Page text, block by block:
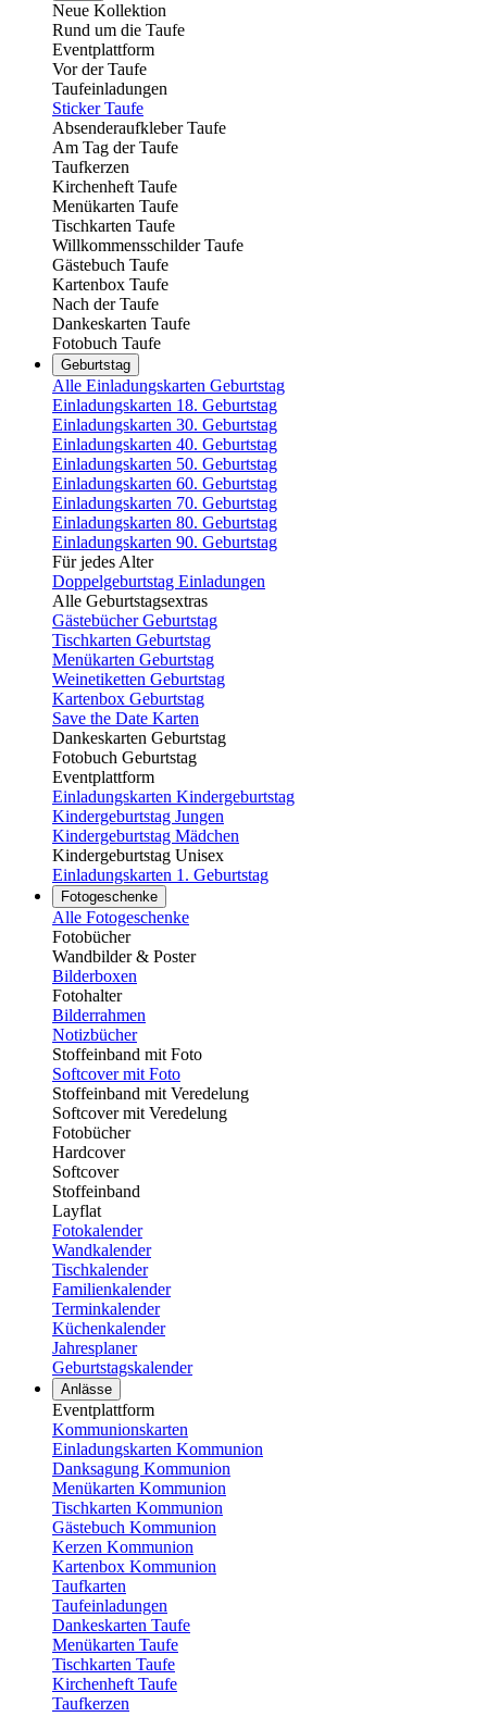
Neue Kollektion
Rund um die Taufe
Eventplattform
Vor der Taufe
Taufeinladungen
Sticker Taufe
Absenderaufkleber Taufe
Am Tag der Taufe
Taufkerzen
Kirchenheft Taufe
Menükarten Taufe
Tischkarten Taufe
Willkommensschilder Taufe
Gästebuch Taufe
Kartenbox Taufe
Nach der Taufe
Dankeskarten Taufe
Fotobuch Taufe
Geburtstag
Alle Einladungskarten Geburtstag
Einladungskarten 18. Geburtstag
Einladungskarten 30. Geburtstag
Einladungskarten 40. Geburtstag
Einladungskarten 50. Geburtstag
Einladungskarten 60. Geburtstag
Einladungskarten 70. Geburtstag
Einladungskarten 80. Geburtstag
Einladungskarten 90. Geburtstag
Für jedes Alter
Doppelgeburtstag Einladungen
Alle Geburtstagsextras
Gästebücher Geburtstag
Tischkarten Geburtstag
Menükarten Geburtstag
Weinetiketten Geburtstag
Kartenbox Geburtstag
Save the Date Karten
Dankeskarten Geburtstag
Fotobuch Geburtstag
Eventplattform
Einladungskarten Kindergeburtstag
Kindergeburtstag Jungen
Kindergeburtstag Mädchen
Kindergeburtstag Unisex
Einladungskarten 1. Geburtstag
Fotogeschenke
Alle Fotogeschenke
Fotobücher
Wandbilder & Poster
Bilderboxen
Fotohalter
Bilderrahmen
Notizbücher
Stoffeinband mit Foto
Softcover mit Foto
Stoffeinband mit Veredelung
Softcover mit Veredelung
Fotobücher
Hardcover
Softcover
Stoffeinband
Layflat
Fotokalender
Wandkalender
Tischkalender
Familienkalender
Terminkalender
Küchenkalender
Jahresplaner
Geburtstagskalender
Anlässe
Eventplattform
Kommunionskarten
Einladungskarten Kommunion
Danksagung Kommunion
Menükarten Kommunion
Tischkarten Kommunion
Gästebuch Kommunion
Kerzen Kommunion
Kartenbox Kommunion
Taufkarten
Taufeinladungen
Dankeskarten Taufe
Menükarten Taufe
Tischkarten Taufe
Kirchenheft Taufe
Taufkerzen